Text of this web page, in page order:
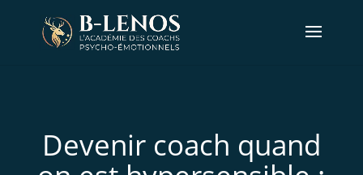
Devenir coach quand